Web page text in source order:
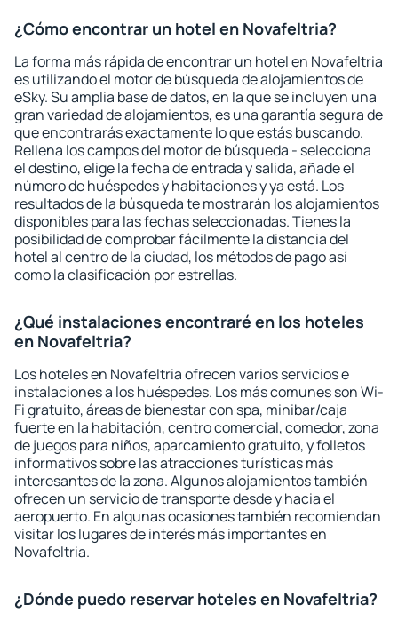
¿Cómo encontrar un hotel en Novafeltria?
La forma más rápida de encontrar un hotel en Novafeltria
es utilizando el motor de búsqueda de alojamientos de
eSky. Su amplia base de datos, en la que se incluyen una
gran variedad de alojamientos, es una garantía segura de
que encontrarás exactamente lo que estás buscando.
Rellena los campos del motor de búsqueda - selecciona
el destino, elige la fecha de entrada y salida, añade el
número de huéspedes y habitaciones y ya está. Los
resultados de la búsqueda te mostrarán los alojamientos
disponibles para las fechas seleccionadas. Tienes la
posibilidad de comprobar fácilmente la distancia del
hotel al centro de la ciudad, los métodos de pago así
como la clasificación por estrellas.
¿Qué instalaciones encontraré en los hoteles
en Novafeltria?
Los hoteles en Novafeltria ofrecen varios servicios e
instalaciones a los huéspedes. Los más comunes son Wi-
Fi gratuito, áreas de bienestar con spa, minibar/caja
fuerte en la habitación, centro comercial, comedor, zona
de juegos para niños, aparcamiento gratuito, y folletos
informativos sobre las atracciones turísticas más
interesantes de la zona. Algunos alojamientos también
ofrecen un servicio de transporte desde y hacia el
aeropuerto. En algunas ocasiones también recomiendan
visitar los lugares de interés más importantes en
Novafeltria.
¿Dónde puedo reservar hoteles en Novafeltria?